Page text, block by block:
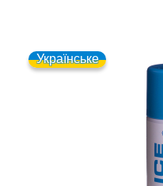
Українське